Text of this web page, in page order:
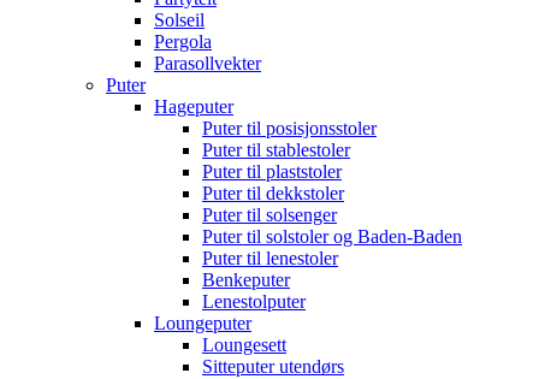
Solseil
Pergola
Parasollvekter
Puter
Hageputer
Puter til posisjonsstoler
Puter til stablestoler
Puter til plaststoler
Puter til dekkstoler
Puter til solsenger
Puter til solstoler og Baden-Baden
Puter til lenestoler
Benkeputer
Lenestolputer
Loungeputer
Loungesett
Sitteputer utendørs